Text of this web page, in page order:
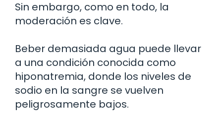
Sin embargo, como en todo, la
moderación es clave.
Beber demasiada agua puede llevar
a una condición conocida como
hiponatremia, donde los niveles de
sodio en la sangre se vuelven
peligrosamente bajos.